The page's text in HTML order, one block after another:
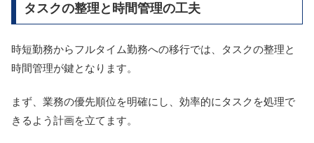
タスクの整理と時間管理の工夫
時短勤務からフルタイム勤務への移行では、タスクの整理と
時間管理が鍵となります。
まず、業務の優先順位を明確にし、効率的にタスクを処理で
きるよう計画を立てます。